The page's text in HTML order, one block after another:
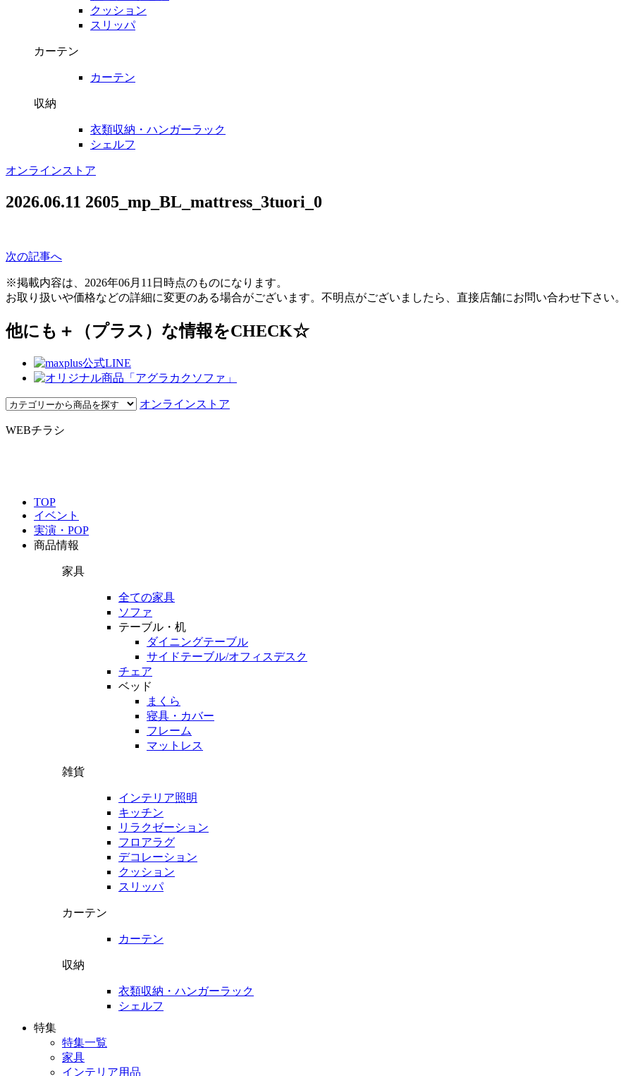
クッション
スリッパ
カーテン
カーテン
収納
衣類収納・ハンガーラック
シェルフ
オンラインストア
2026.06.11 2605_mp_BL_mattress_3tuori_0
次の記事へ
※掲載内容は、2026年06月11日時点のものになります。
お取り扱いや価格などの詳細に変更のある場合がございます。不明点がございましたら、直接店舗にお問い合わせ下さい。
他にも＋（プラス）な情報をCHECK☆
オンラインストア
WEBチラシ
TOP
イベント
実演・POP
商品情報
家具
全ての家具
ソファ
テーブル・机
ダイニングテーブル
サイドテーブル/オフィスデスク
チェア
ベッド
まくら
寝具・カバー
フレーム
マットレス
雑貨
インテリア照明
キッチン
リラクゼーション
フロアラグ
デコレーション
クッション
スリッパ
カーテン
カーテン
収納
衣類収納・ハンガーラック
シェルフ
特集
特集一覧
家具
インテリア用品